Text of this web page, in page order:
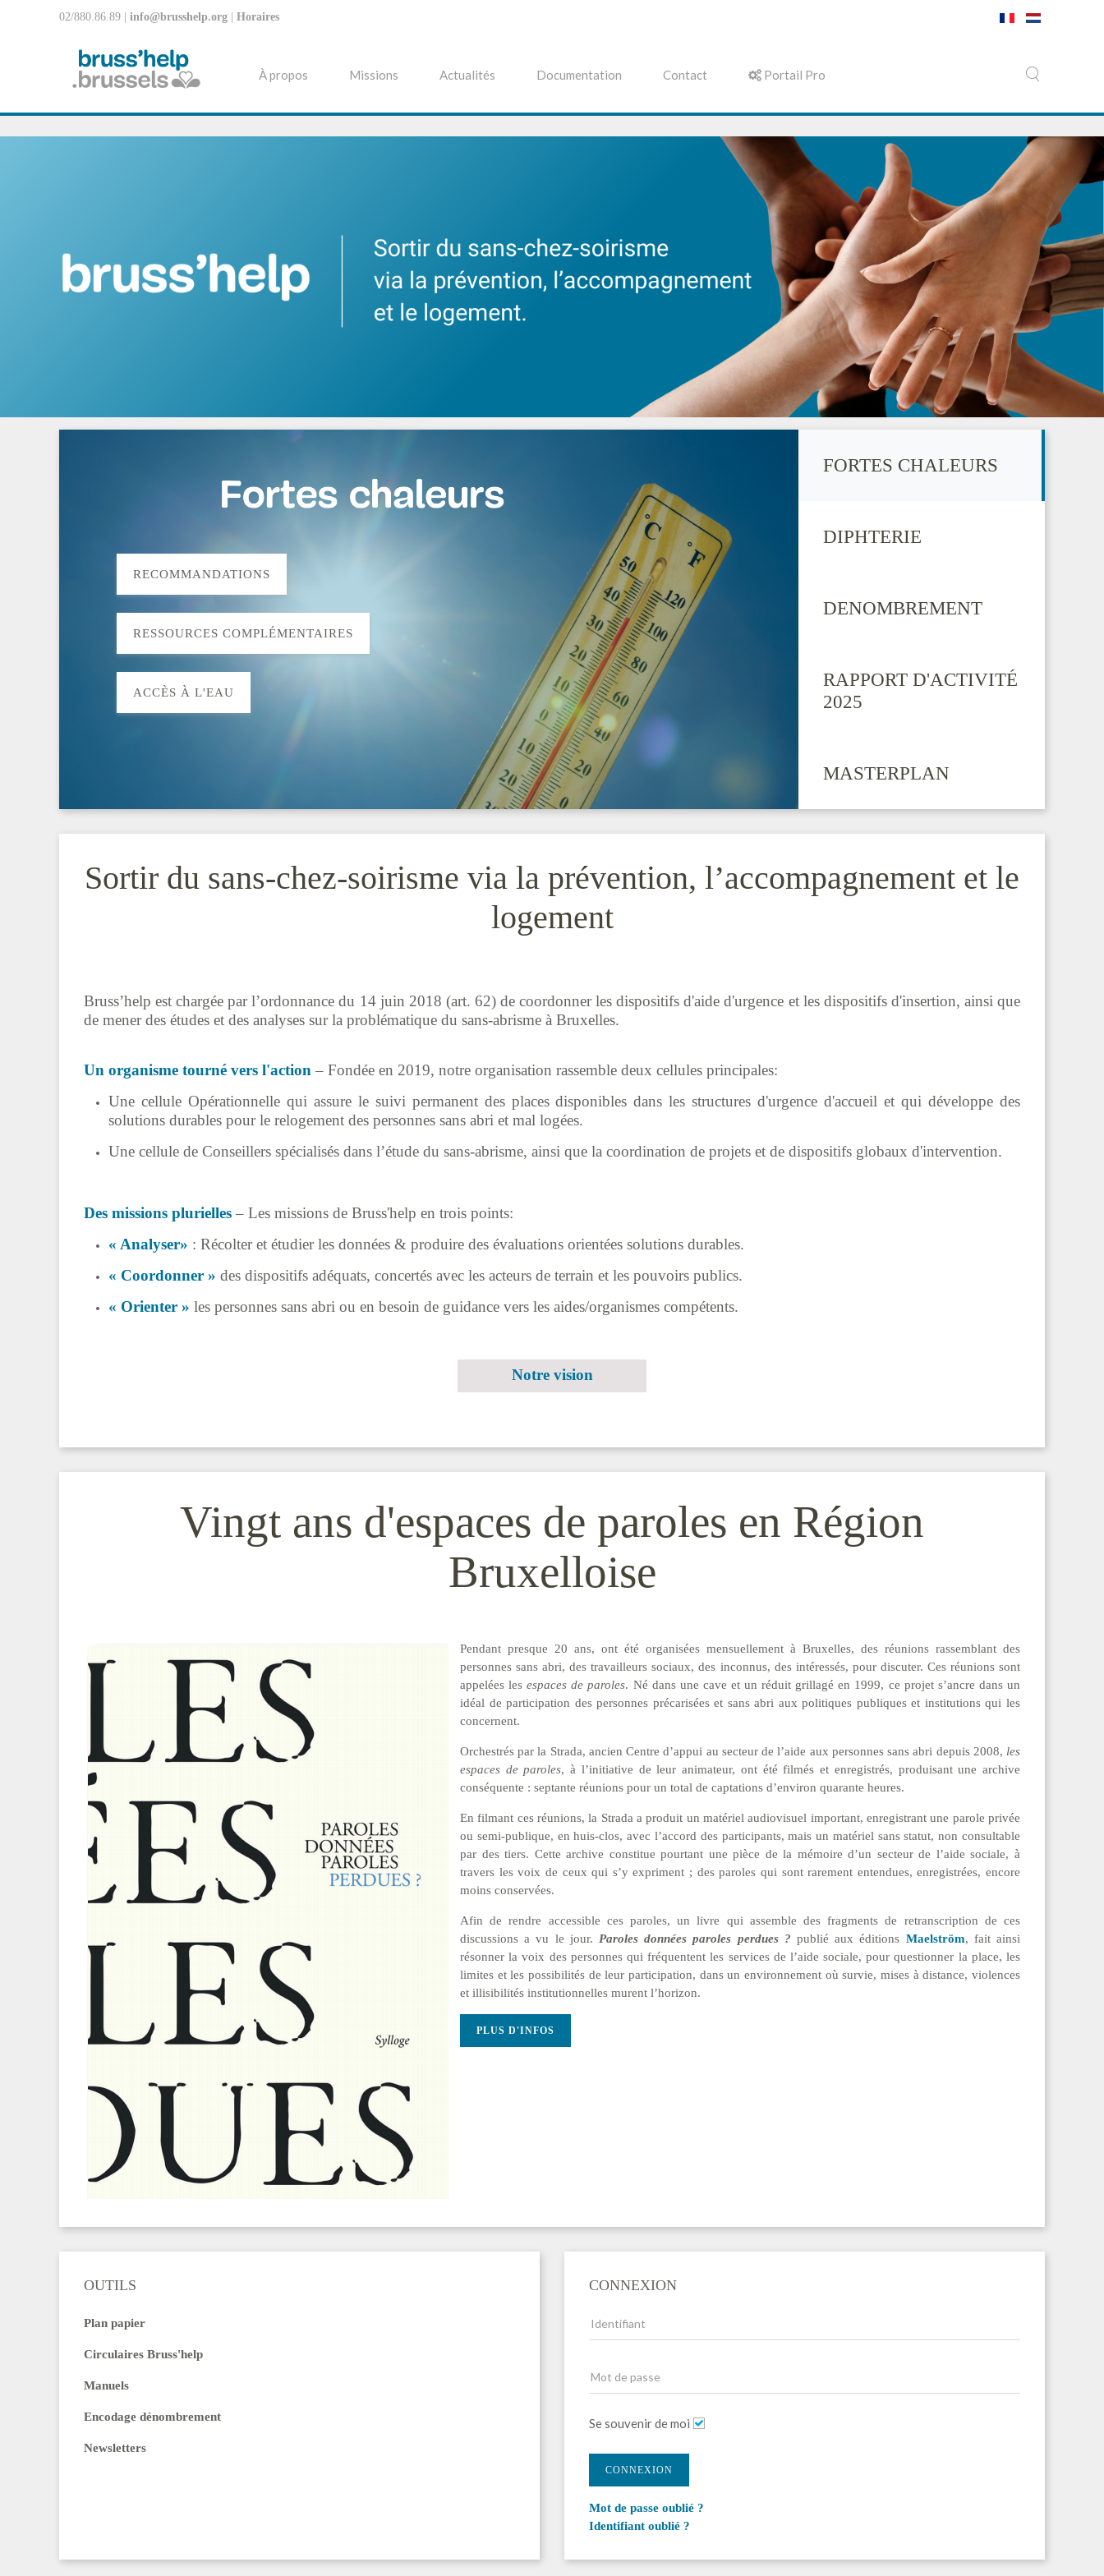
02/880.86.89 | info@brusshelp.org Horaires
À propos Missions Actualités Documentation Contact Portail Pro
FORTES CHALEURS
DIPHTERIE
DENOMBREMENT
RAPPORT D'ACTIVITÉ
2025
MASTERPLAN
RECOMMANDATIONS
RESSOURCES COMPLÉMENTAIRES
ACCÈS À L'EAU
Sortir du sans-chez-soirisme via la prévention, l’accompagnement et le
logement
Bruss’help est chargée par l’ordonnance du 14 juin 2018 (art. 62) de coordonner les dispositifs d'aide d'urgence et les dispositifs d'insertion, ainsi que
de mener des études et des analyses sur la problématique du sans-abrisme à Bruxelles.
Un organisme tourné vers l'action – Fondée en 2019, notre organisation rassemble deux cellules principales:
Une cellule Opérationnelle qui assure le suivi permanent des places disponibles dans les structures d'urgence d'accueil et qui développe des
solutions durables pour le relogement des personnes sans abri et mal logées.
Une cellule de Conseillers spécialisés dans l’étude du sans-abrisme, ainsi que la coordination de projets et de dispositifs globaux d'intervention.
Des missions plurielles – Les missions de Bruss'help en trois points:
« Analyser» : Récolter et étudier les données & produire des évaluations orientées solutions durables.
« Coordonner » des dispositifs adéquats, concertés avec les acteurs de terrain et les pouvoirs publics.
« Orienter » les personnes sans abri ou en besoin de guidance vers les aides/organismes compétents.
Notre vision
Vingt ans d'espaces de paroles en Région
Bruxelloise
Pendant presque 20 ans, ont été organisées mensuellement à Bruxelles, des réunions rassemblant des
personnes sans abri, des travailleurs sociaux, des inconnus, des intéressés, pour discuter. Ces réunions sont
appelées lesespaces de paroles. Né dans une cave et un réduit grillagé en 1999, ce projet s’ancre dans un
idéal de participation des personnes précarisées et sans abri aux politiques publiques et institutions qui les
concernent.
Orchestrés par la Strada, ancien Centre d’appui au secteur de l’aide aux personnes sans abri depuis 2008, les
espaces de paroles, à l’initiative de leur animateur, ont été filmés et enregistrés, produisant une archive
conséquente : septante réunions pour un total de captations d’environ quarante heures.
En filmant ces réunions, la Strada a produit un matériel audiovisuel important, enregistrant une parole privée
ou semi-publique, en huis-clos, avec l’accord des participants, mais un matériel sans statut, non consultable
par des tiers. Cette archive constitue pourtant une pièce de la mémoire d’un secteur de l’aide sociale, à
travers les voix de ceux qui s’y expriment ; des paroles qui sont rarement entendues, enregistrées, encore
moins conservées.
Afin de rendre accessible ces paroles, un livre qui assemble des fragments de retranscription de ces
discussions a vu le jour. Paroles données paroles perdues ? publié aux éditions Maelström, fait ainsi
résonner la voix des personnes qui fréquentent les services de l’aide sociale, pour questionner la place, les
limites et les possibilités de leur participation, dans un environnement où survie, mises à distance, violences
et illisibilités institutionnelles murent l’horizon.
PLUS D'INFOS
OUTILS
Plan papier
Circulaires Bruss'help
Manuels
Encodage dénombrement
Newsletters
CONNEXION
Se souvenir de moi
CONNEXION
Mot de passe oublié ?
Identifiant oublié ?